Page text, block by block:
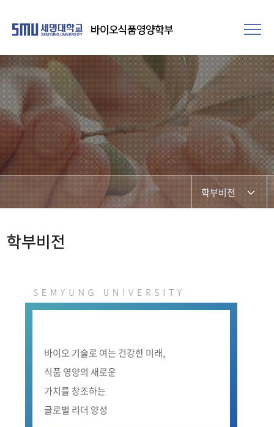
바이오식품영양학부
학부비전
학부장점
학부비전
바이오 기술로 여는 건강한 미래,
식품 영양의 새로운
가치를 창조하는
글로벌 리더 양성